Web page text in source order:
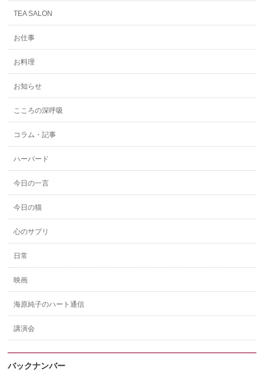
TEA SALON
お仕事
お料理
お知らせ
こころの深呼吸
コラム・記事
ハーバード
今日の一言
今日の猫
心のサプリ
日常
映画
海原純子のハート通信
講演会
バックナンバー